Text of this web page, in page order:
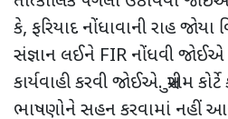
કે, ફરિયાદ નોંધાવાની રાહ જોયા
સંજ્ઞાન લઈને FIR નોંધવી
કાર્યવાહી કરવી જોઈએ. સુપ્રીમ
ભાષણોને સહન કરવામાં નહીં